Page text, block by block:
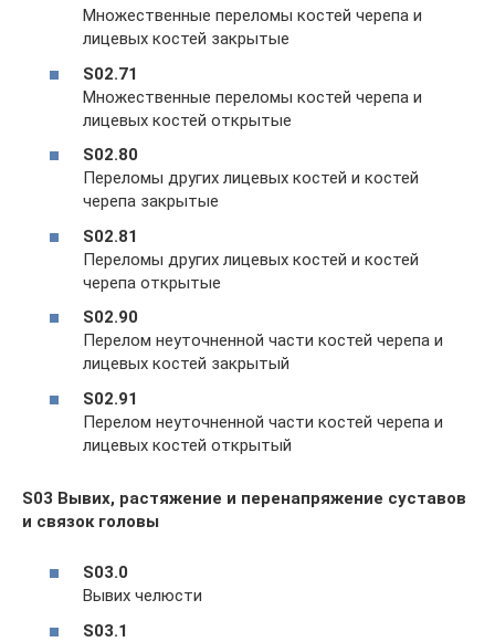
Множественные переломы костей черепа и
лицевых костей закрытые
S02.71
Множественные переломы костей черепа и
лицевых костей открытые
S02.80
Переломы других лицевых костей и костей
черепа закрытые
S02.81
Переломы других лицевых костей и костей
черепа открытые
S02.90
Перелом неуточненной части костей черепа и
лицевых костей закрытый
S02.91
Перелом неуточненной части костей черепа и
лицевых костей открытый
S03 Вывих, растяжение и перенапряжение суставов
и связок головы
S03.0
Вывих челюсти
S03.1